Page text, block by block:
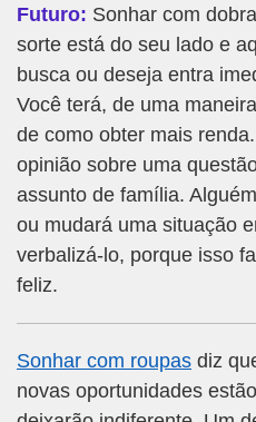
Futuro: Sonhar com
sorte está do seu lado e
busca ou deseja entra
Você terá, de uma
de como obter mais
opinião sobre uma
assunto de família.
ou mudará uma situação
verbalizá-lo, porque isso
feliz.
Sonhar com roupas diz
novas oportunidades